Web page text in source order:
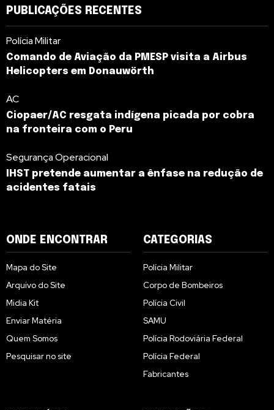
PUBLICAÇÕES RECENTES
Polícia Militar
Comando de Aviação da PMESP visita a Airbus
Helicopters em Donauwörth
AC
Ciopaer/AC resgata indígena picada por cobra
na fronteira com o Peru
Segurança Operacional
IHST pretende aumentar a ênfase na redução de
acidentes fatais
ONDE ENCONTRAR
Mapa do Site
Arquivo do Site
Midia Kit
Enviar Matéria
Quem Somos
Pesquisar no site
CATEGORIAS
Polícia Militar
Corpo de Bombeiros
Polícia Civil
SAMU
Polícia Rodoviária Federal
Polícia Federal
Fabricantes